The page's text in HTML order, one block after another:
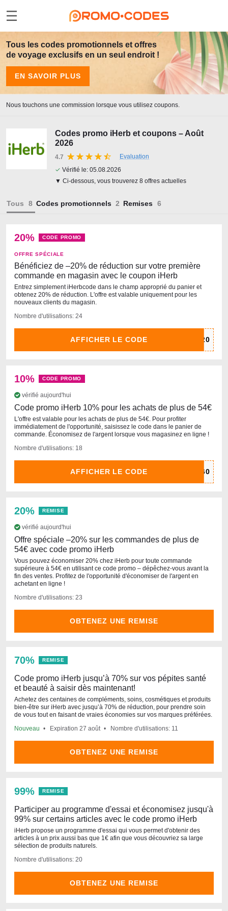
Tous les codes promotionnels et offres
de voyage exclusifs en un seul endroit !
EN SAVOIR PLUS
Nous touchons une commission lorsque vous utilisez coupons.
Codes promo iHerb et coupons – Août
2026
4.7
Evaluation
✓ Vérifié le: 05.08.2026
▼ Ci-dessous, vous trouverez 8 offres actuelles
Tous Codes promotionnels Remises
20% CODE PROMO
OFFRE SPÉCIALE
Bénéficiez de –20% de réduction sur votre première
commande en magasin avec le coupon iHerb
Entrez simplement iHerbcode dans le champ approprié du panier et
obtenez 20% de réduction. L'offre est valable uniquement pour les
nouveaux clients du magasin.
Nombre d'utilisations: 24
AFFICHER LE CODE
10% CODE PROMO
vérifié aujourd'hui
Code promo iHerb 10% pour les achats de plus de 54€
L'offre est valable pour les achats de plus de 54€. Pour profiter
immédiatement de l'opportunité, saisissez le code dans le panier de
commande. Économisez de l'argent lorsque vous magasinez en ligne !
Nombre d'utilisations: 18
AFFICHER LE CODE
20% REMISE
vérifié aujourd'hui
Offre spéciale –20% sur les commandes de plus de
54€ avec code promo iHerb
Vous pouvez économiser 20% chez iHerb pour toute commande
supérieure à 54€ en utilisant ce code promo – dépêchez-vous avant la
fin des ventes. Profitez de l'opportunité d'économiser de l'argent en
achetant en ligne !
Nombre d'utilisations: 23
OBTENEZ UNE REMISE
70% REMISE
Code promo iHerb jusqu’à 70% sur vos pépites santé
et beauté à saisir dès maintenant!
Achetez des centaines de compléments, soins, cosmétiques et produits
bien-être sur iHerb avec jusqu’à 70% de réduction, pour prendre soin
de vous tout en faisant de vraies économies sur vos marques préférées.
Nouveau
Expiration 27 août Nombre d'utilisations: 11
OBTENEZ UNE REMISE
99% REMISE
Participer au programme d'essai et économisez jusqu'à
99% sur certains articles avec le code promo iHerb
iHerb propose un programme d'essai qui vous permet d'obtenir des
articles à un prix aussi bas que 1€ afin que vous découvriez sa large
sélection de produits naturels.
Nombre d'utilisations: 20
OBTENEZ UNE REMISE